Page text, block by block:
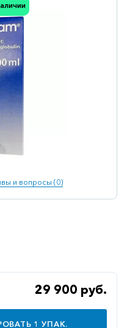
и вопросы (0)
оценку!
29 900 руб.
1 УПАК.